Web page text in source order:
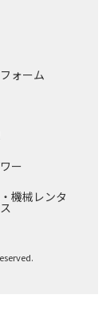
ォーム
ー
機械レンタ